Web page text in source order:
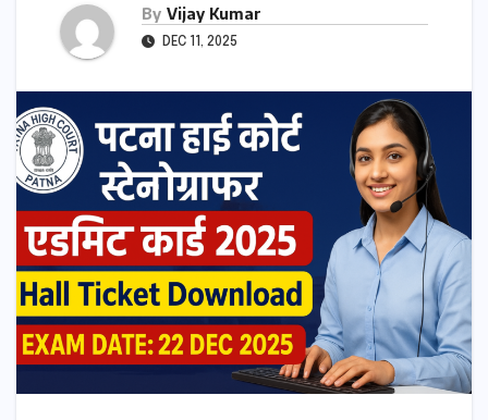
By Vijay Kumar
DEC 11, 2025